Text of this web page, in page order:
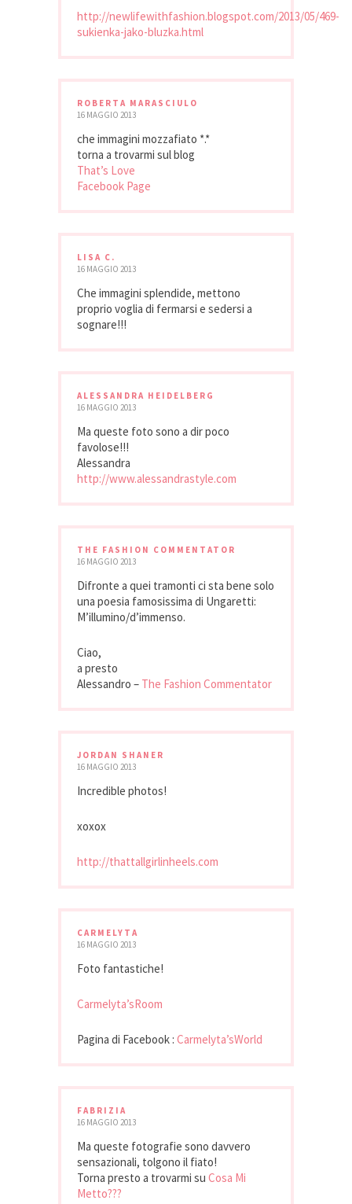
http://newlifewithfashion.blogspot.com/2013/05/469-
sukienka-jako-bluzka.html
ROBERTA MARASCIULO
16 MAGGIO 2013
che immagini mozzafiato *.*
torna a trovarmi sul blog
That’s Love
Facebook Page
LISA C.
16 MAGGIO 2013
Che immagini splendide, mettono
proprio voglia di fermarsi e sedersi a
sognare!!!
ALESSANDRA HEIDELBERG
16 MAGGIO 2013
Ma queste foto sono a dir poco
favolose!!!
Alessandra
http://www.alessandrastyle.com
THE FASHION COMMENTATOR
16 MAGGIO 2013
Difronte a quei tramonti ci sta bene solo
una poesia famosissima di Ungaretti:
M’illumino/d’immenso.
Ciao,
a presto
Alessandro – The Fashion Commentator
JORDAN SHANER
16 MAGGIO 2013
Incredible photos!
xoxox
http://thattallgirlinheels.com
CARMELYTA
16 MAGGIO 2013
Foto fantastiche!
Carmelyta’sRoom
Pagina di Facebook : Carmelyta’sWorld
FABRIZIA
16 MAGGIO 2013
Ma queste fotografie sono davvero
sensazionali, tolgono il fiato!
Torna presto a trovarmi su Cosa Mi
Metto???